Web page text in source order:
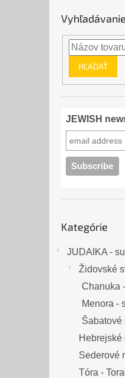
Vyhľadávanie
HĽADAŤ
JEWISH
kategórie
Kategórie
JUDAIKA -
Židovské
Chanuka
Menora -
Šabatové
Hebrejské
Sederové
Tóra -